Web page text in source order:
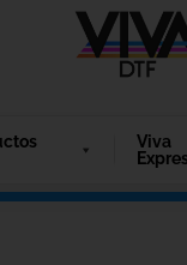
Viva